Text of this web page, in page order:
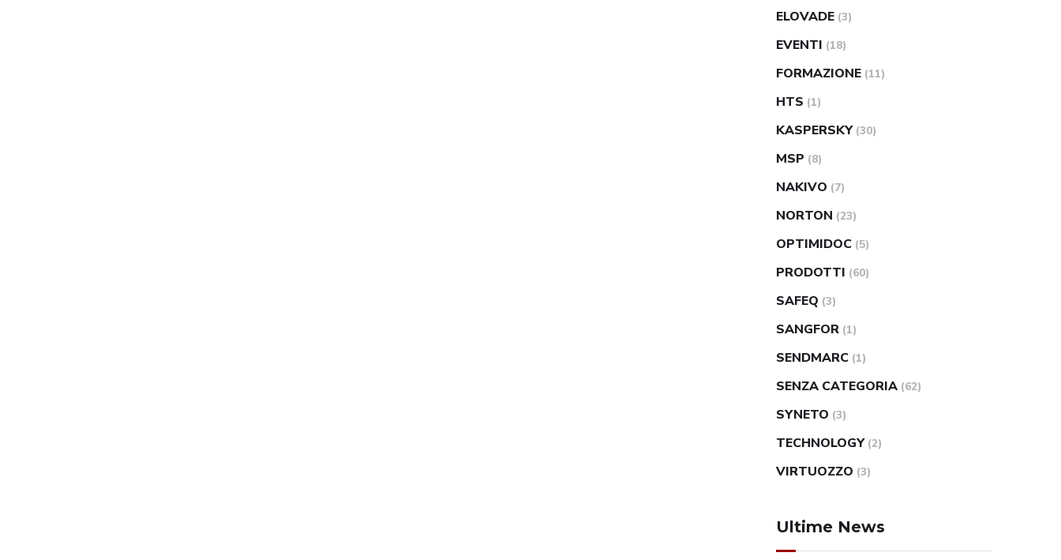
ELOVADE (3)
EVENTI (18)
FORMAZIONE (11)
HTS (1)
KASPERSKY (30)
MSP (8)
NAKIVO (7)
NORTON (23)
OPTIMIDOC (5)
PRODOTTI (60)
SAFEQ (3)
SANGFOR (1)
SENDMARC (1)
SENZA CATEGORIA (62)
SYNETO (3)
TECHNOLOGY (2)
VIRTUOZZO (3)
Ultime News